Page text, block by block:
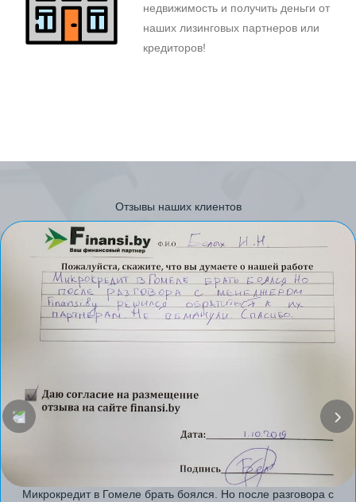
недвижимость и получить деньги от
наших лизинговых партнеров или
кредиторов!
Отзывы наших клиентов
Микрокредит в Гомеле брать боялся. Но после разговора с